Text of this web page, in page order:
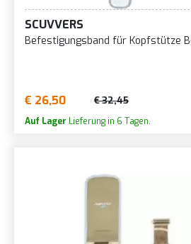
SCUVVERS
Befestigungsband für Kopfstütze
€ 26,50 € 32,45
Auf Lager Lieferung in 6 Tagen.